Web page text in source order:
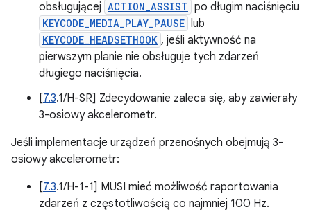
obsługującej ACTION_ASSIST po długim naciśnięciu
KEYCODE_MEDIA_PLAY_PAUSE lub
KEYCODE_HEADSETHOOK , jeśli aktywność na
pierwszym planie nie obsługuje tych zdarzeń
długiego naciśnięcia.
[7.3.1/H-SR] Zdecydowanie zaleca się, aby zawierały
3-osiowy akcelerometr.
Jeśli implementacje urządzeń przenośnych obejmują 3-
osiowy akcelerometr:
[7.3.1/H-1-1] MUSI mieć możliwość raportowania
zdarzeń z częstotliwością co najmniej 100 Hz.